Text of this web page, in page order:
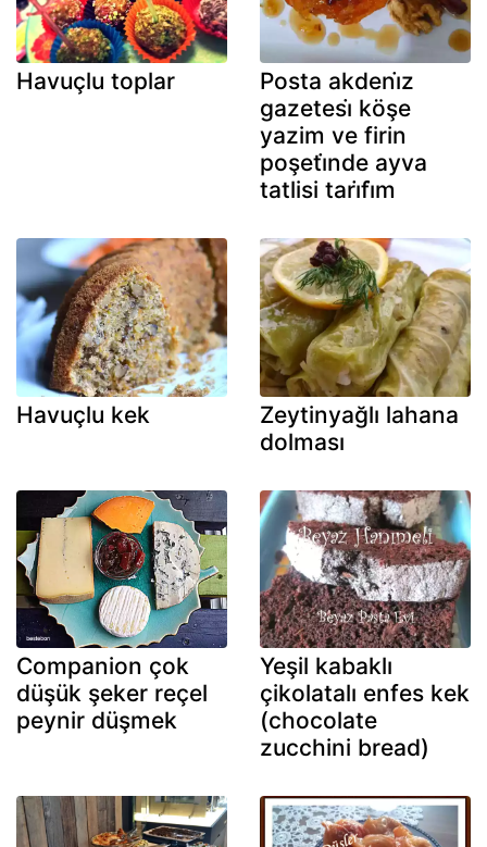
Havuçlu toplar
Posta akdeni̇z
gazetesi̇ köşe
yazim ve firin
poşeti̇nde ayva
tatlisi tari̇fi̇m
Havuçlu kek
Zeytinyağlı lahana
dolması
Companion çok
düşük şeker reçel
peynir düşmek
Yeşil kabaklı
çikolatalı enfes kek
(chocolate
zucchini bread)